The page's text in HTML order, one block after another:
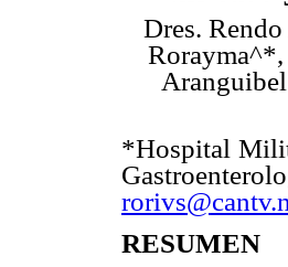
Dres.
*Hospital
RESUMEN